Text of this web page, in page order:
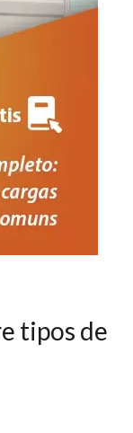
tipos de